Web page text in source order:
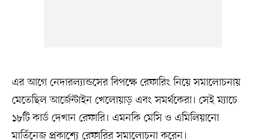
এর আগে নেদারল্যান্ডসের বিপক্ষে রেফারিং নিয়ে সমালোচনায়
মেতেছিল আর্জেন্টাইন খেলোয়াড় এবং সমর্থকেরা। সেই ম্যাচে
১৮টি কার্ড দেখান রেফারি। এমনকি মেসি ও এমিলিয়ানো
মার্তিনেজ প্রকাশ্যে রেফারির সমালোচনা করেন।